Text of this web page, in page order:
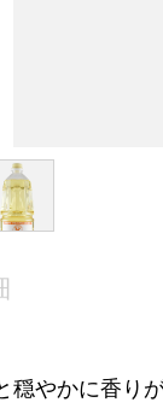
穏やかに香り